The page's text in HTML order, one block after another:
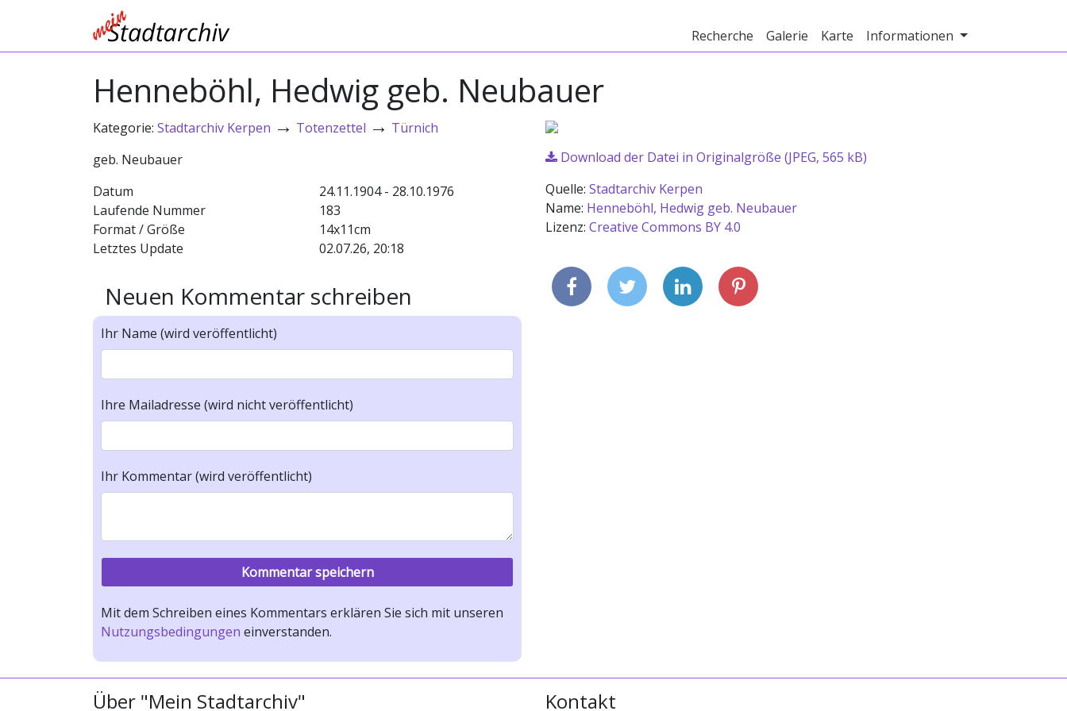
Recherche Galerie Karte Informationen
Henneböhl, Hedwig geb. Neubauer
Kategorie: Stadtarchiv Kerpen → Totenzettel → Türnich
geb. Neubauer
Datum
24.11.1904 - 28.10.1976
Laufende Nummer
183
Format / Größe
14x11cm
Letztes Update
02.07.26, 20:18
Neuen Kommentar schreiben
Ihr Name (wird veröffentlicht)
Ihre Mailadresse (wird nicht veröffentlicht)
Ihr Kommentar (wird veröffentlicht)
Mit dem Schreiben eines Kommentars erklären Sie sich mit unseren
Nutzungsbedingungen einverstanden.
Download der Datei in Originalgröße (JPEG, 565 kB)
Quelle: Stadtarchiv Kerpen
Name: Henneböhl, Hedwig geb. Neubauer
Lizenz: Creative Commons BY 4.0
Über "Mein Stadtarchiv" Kontakt